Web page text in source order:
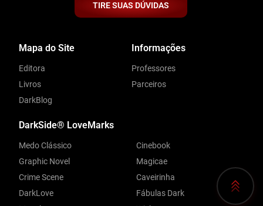
TIRE SUAS DÚVIDAS
Mapa do Site
Editora
Livros
DarkBlog
Informações
Professores
Parceiros
DarkSide® LoveMarks
Medo Clássico
Graphic Novel
Crime Scene
DarkLove
Cinebook
Magicae
Caveirinha
Fábulas Dark